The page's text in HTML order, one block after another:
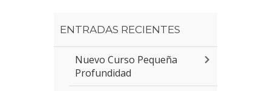
ENTRADAS RECIENTES
Nuevo Curso Pequeña
Profundidad